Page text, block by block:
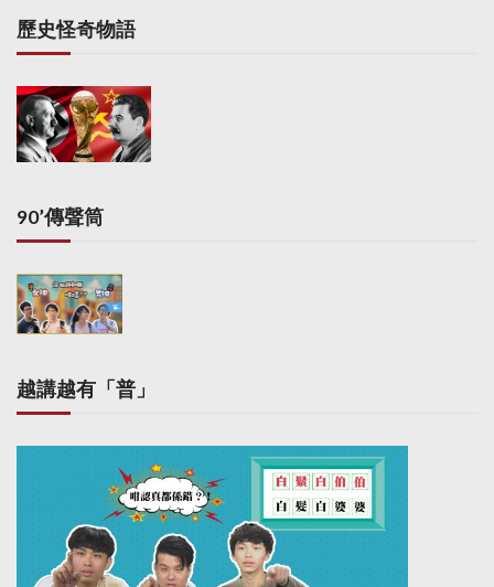
歷史怪奇物語
90’傳聲筒
越講越有「普」